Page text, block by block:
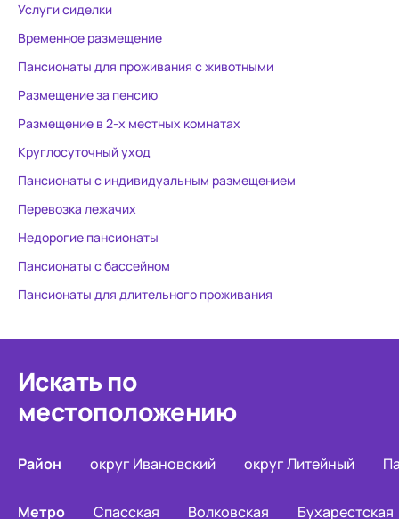
Услуги сиделки
Временное размещение
Пансионаты для проживания с животными
Размещение за пенсию
Размещение в 2-х местных комнатах
Круглосуточный уход
Пансионаты с индивидуальным размещением
Перевозка лежачих
Недорогие пансионаты
Пансионаты с бассейном
Пансионаты для длительного проживания
Искать по
местоположению
Район округ Ивановский округ Литейный
Метро Спасская Волковская Бухарестская